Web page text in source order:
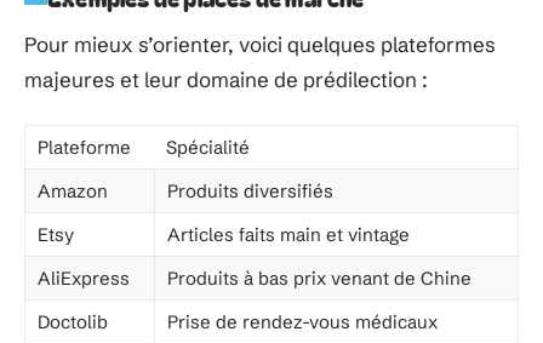
Pour mieux s’orienter, voici quelques plateformes
majeures et leur domaine de prédilection :
Plateforme
Spécialité
Amazon
Produits diversifiés
Etsy
Articles faits main et vintage
AliExpress
Produits à bas prix venant de Chine
Doctolib
Prise de rendez-vous médicaux